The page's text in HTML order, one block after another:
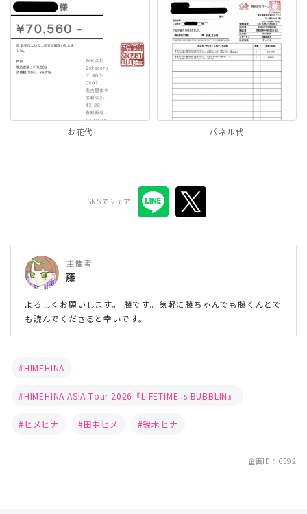
お花代 パネル代
SNSでシェア
主催者
藤
よろしくお願いします。 藤です。気軽に藤ちゃんでも藤くんとで
も読んでくださると幸いです。
HIMEHINA
HIMEHINA ASIA Tour 2026『LIFETIME is BUBBLIN』
ヒメヒナ 田中ヒメ 鈴木ヒナ
企画ID：6592